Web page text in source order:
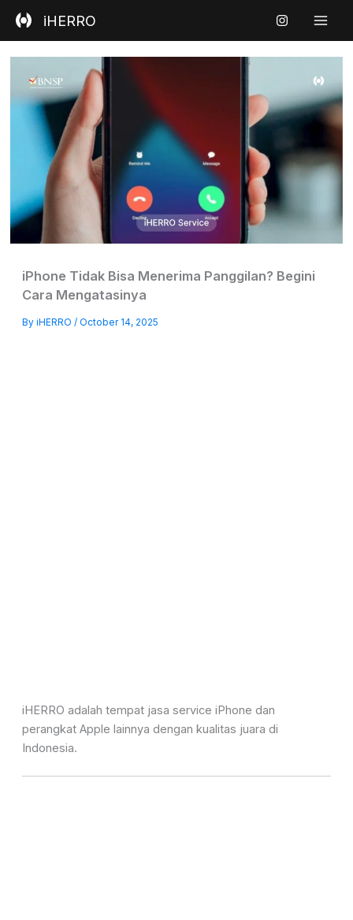
iHERRO
iPhone Tidak Bisa Menerima Panggilan? Begini
Cara Mengatasinya
By iHERRO / October 14, 2025
iHERRO adalah tempat jasa service iPhone dan
perangkat Apple lainnya dengan kualitas juara di
Indonesia.